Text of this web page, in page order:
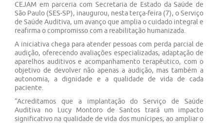
CEJAM em parceria com Secretaria de Estado da Saúde de
São Paulo (SES-SP), inaugurou, nesta terça-feira (7), o Serviço
de Saúde Auditiva, um avanço que amplia o cuidado integral e
reafirma o compromisso com a reabilitação humanizada.
A iniciativa chega para atender pessoas com perda parcial de
audição, oferecendo avaliações especializadas, adaptação de
aparelhos auditivos e acompanhamento terapêutico, com o
objetivo de devolver não apenas a audição, mas também a
autonomia, a dignidade e a qualidade de vida de cada
paciente.
“Acreditamos que a implantação do Serviço de Saúde
Auditiva no Lucy Montoro de Santos trará um impacto
significativo na qualidade de vida dos munícipes, ao ampliar o